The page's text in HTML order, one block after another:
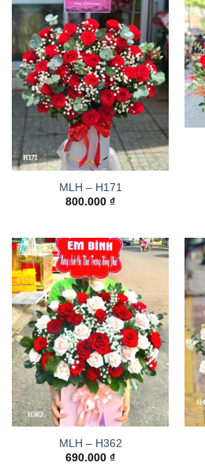
MLH – H171
800.000 ₫
MLH – H362
690.000 ₫